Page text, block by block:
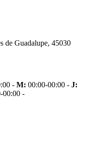
de Guadalupe, 45030
- M: 00:00-00:00 - J:
00:00 -